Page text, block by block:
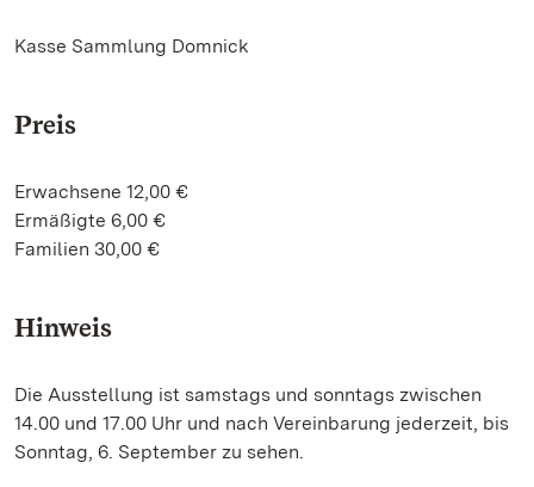
Kasse Sammlung Domnick
Preis
Erwachsene 12,00 €
Ermäßigte 6,00 €
Familien 30,00 €
Hinweis
Die Ausstellung ist samstags und sonntags zwischen
14.00 und 17.00 Uhr und nach Vereinbarung jederzeit, bis
Sonntag, 6. September zu sehen.